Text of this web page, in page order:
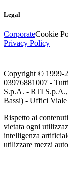
Legal
CorporateCookie
Privacy Policy
Copyright © 1999-
03976881007 -
S.p.A. - RTI S.p.A.,
Bassi) - Uffici Viale
Rispetto ai
vietata ogni
intelligenza
utilizzare mezzi